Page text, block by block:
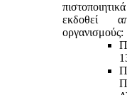
εκδοθεί
οργανισμούς: